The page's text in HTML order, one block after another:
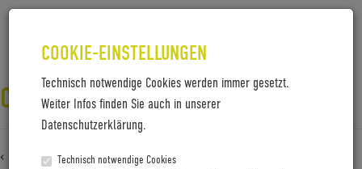
COOKIE-EINSTELLUNGEN
Technisch notwendige Cookies werden immer gesetzt.
Weiter Infos finden Sie auch in unserer
Datenschutzerklärung.
Technisch notwendige Cookies
COBOC_BRAND STORE_02
‹ Zurück zuCoboc_Brand Store_02